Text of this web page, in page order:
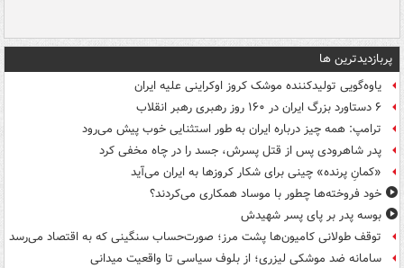
پربازدیدترین ها
یاوه‌گویی تولیدکننده موشک کروز اوکراینی علیه ایران
۶ دستاورد بزرگ ایران در ۱۶۰ روز رهبری رهبر انقلاب
ترامپ: همه چیز درباره ایران به طور استثنایی خوب پیش می‌رود
پدر شاهرودی پس از قتل پسرش، جسد را در چاه مخفی کرد
«کمانِ پرنده» چینی برای شکار کروزها به ایران می‌آید
خود فروخته‌ها چطور با موساد همکاری می‌کردند؟
بوسه‌ پدر بر پای پسر شهیدش
توقف طولانی کامیون‌ها پشت مرز؛ صورت‌حساب سنگینی که به اقتصاد می‌رسد
سامانه ضد موشکی لیزری؛ از بلوف سیاسی تا واقعیت میدانی